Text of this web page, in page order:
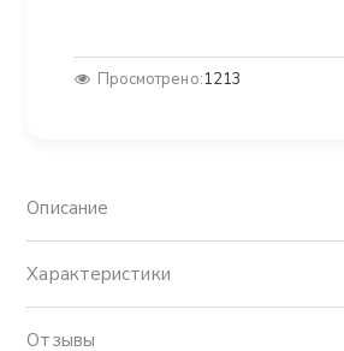
Просмотрено:1213
Описание
Характеристики
Отзывы